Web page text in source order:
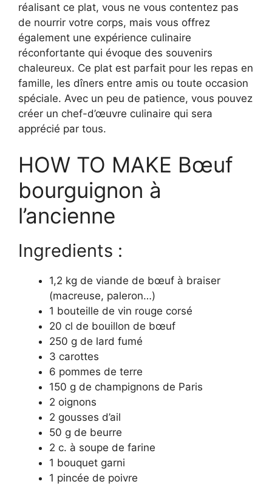
réalisant ce plat, vous ne vous contentez pas
de nourrir votre corps, mais vous offrez
également une expérience culinaire
réconfortante qui évoque des souvenirs
chaleureux. Ce plat est parfait pour les repas en
famille, les dîners entre amis ou toute occasion
spéciale. Avec un peu de patience, vous pouvez
créer un chef-d’œuvre culinaire qui sera
apprécié par tous.
HOW TO MAKE Bœuf
bourguignon à
l’ancienne
Ingredients :
1,2 kg de viande de bœuf à braiser
(macreuse, paleron…)
1 bouteille de vin rouge corsé
20 cl de bouillon de bœuf
250 g de lard fumé
3 carottes
6 pommes de terre
150 g de champignons de Paris
2 oignons
2 gousses d’ail
50 g de beurre
2 c. à soupe de farine
1 bouquet garni
1 pincée de poivre